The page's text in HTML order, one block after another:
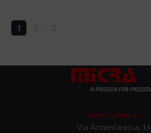
1 2 3
How to find us
Via Armentaressa, 16